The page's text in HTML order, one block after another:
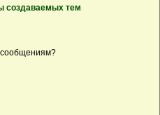
создаваемых тем
сообщениям?